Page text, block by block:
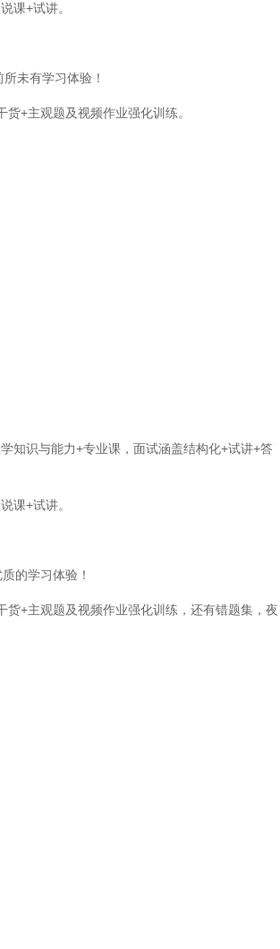
课+试讲。
未有学习体验！
+主观题及视频作业强化训练。
知识与能力+专业课，面试涵盖结构化+试讲+答
课+试讲。
的学习体验！
+主观题及视频作业强化训练，还有错题集，夜